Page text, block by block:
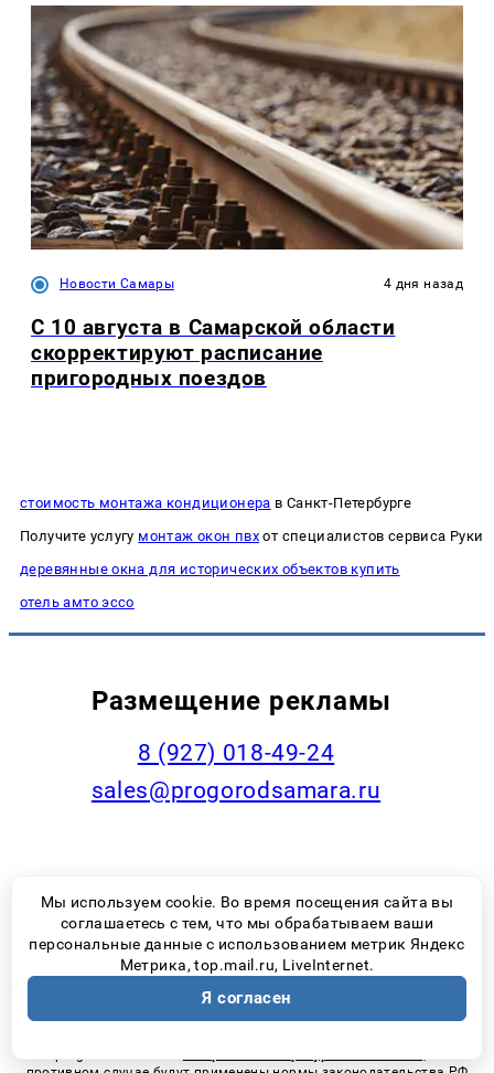
Новости Самары 4 дня назад
С 10 августа в Самарской области
скорректируют расписание
пригородных поездов
стоимость монтажа кондиционера в Санкт-Петербурге
Получите услугу монтаж окон пвх от специалистов сервиса Руки
деревянные окна для исторических объектов купить
отель амто эссо
Размещение рекламы
8 (927) 018-49-24
sales@progorodsamara.ru
Наша статистика
Мы используем cookie. Во время посещения сайта вы
соглашаетесь с тем, что мы обрабатываем ваши
персональные данные с использованием метрик Яндекс
Метрика, top.mail.ru, LiveInternet.
Я согласен